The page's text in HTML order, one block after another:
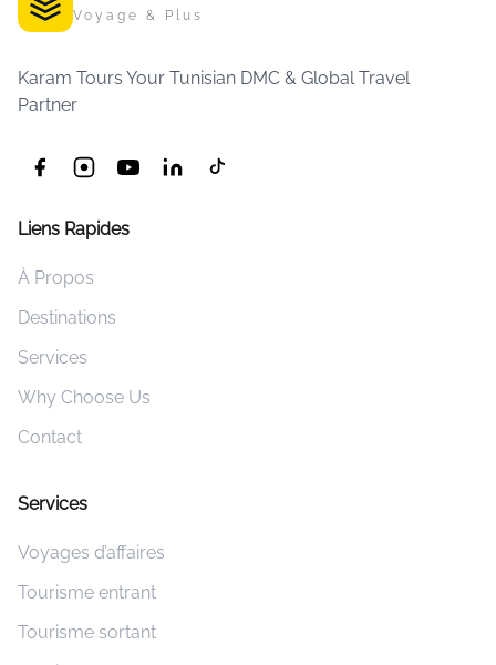
Voyage & Plus
Karam Tours Your Tunisian DMC & Global Travel
Partner
Liens Rapides
À Propos
Destinations
Services
Why Choose Us
Contact
Services
Voyages d’affaires
Tourisme entrant
Tourisme sortant